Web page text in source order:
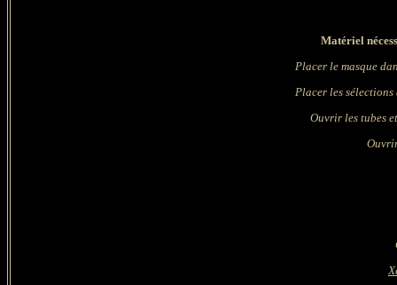
Matériel
Placer le masque
Placer les sélections
Ouvrir les tubes et